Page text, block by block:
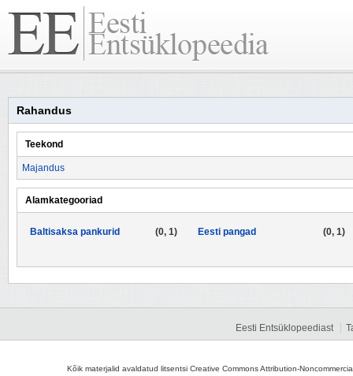
Rahandus
Teekond
Majandus
Alamkategooriad
(0, 1)
Baltisaksa pankurid (0, 1)
Eesti pangad
Eesti Entsüklopeediast
Kõik materjalid avaldatud litsentsi Creative Commons Attribution-